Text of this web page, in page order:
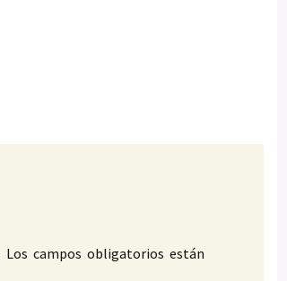
Los campos obligatorios están